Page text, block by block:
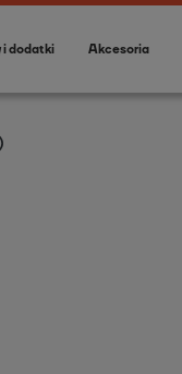
i dodatki Akcesoria